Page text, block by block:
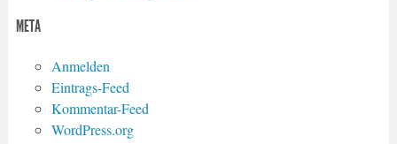
META
Anmelden
Eintrags-Feed
Kommentar-Feed
WordPress.org